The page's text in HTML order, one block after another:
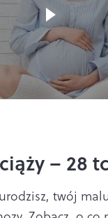
– 28 tc
twój